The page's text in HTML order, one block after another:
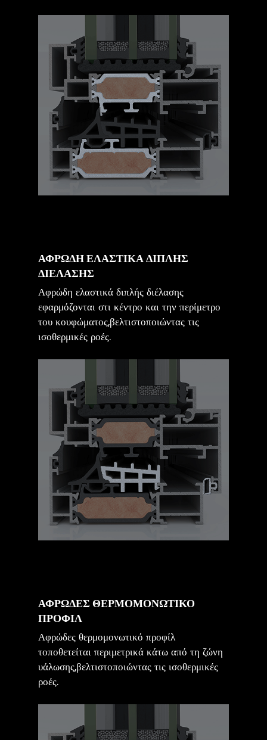
ΑΦΡΩΔΗ ΕΛΑΣΤΙΚΑ ΔΙΠΛΗΣ
ΔΙΕΛΑΣΗΣ
Αφρώδη ελαστικά διπλής διέλασης
εφαρμόζονται στι κέντρο και την περίμετρο
του κουφώματος,βελτιστοποιώντας τις
ισοθερμικές ροές.
ΑΦΡΩΔΕΣ ΘΕΡΜΟΜΟΝΩΤΙΚΟ
ΠΡΟΦΙΛ
Αφρώδες θερμομονωτικό προφίλ
τοποθετείται περιμετρικά κάτω από τη ζώνη
υάλωσης,βελτιστοποιώντας τις ισοθερμικές
ροές.